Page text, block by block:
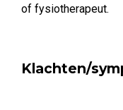
of fysiotherapeut.
Klachten/